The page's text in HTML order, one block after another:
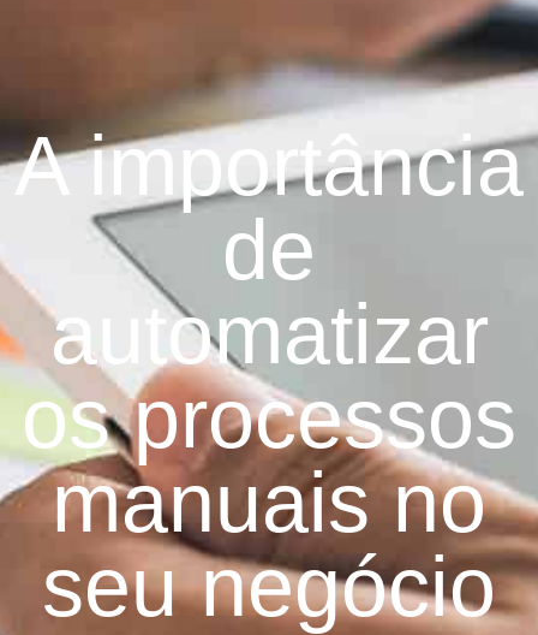
A importância
de
automatizar
os processos
manuais no
seu negócio